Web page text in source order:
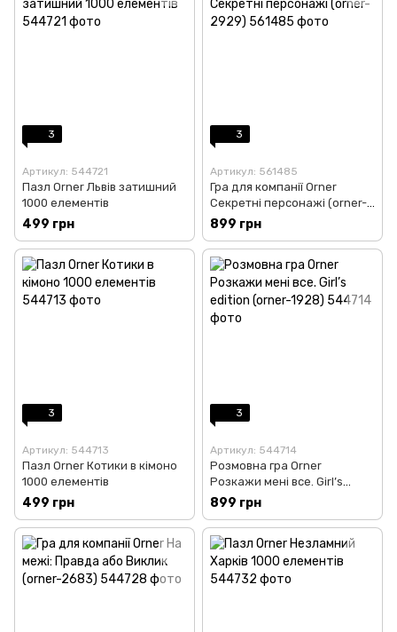
3
Артикул: 544721
Пазл Orner Львів затишний
1000 елементів
499 грн
3
Артикул: 561485
Гра для компанії Orner
Секретні персонажі (orner-
2929)
899 грн
3
Артикул: 544713
Пазл Orner Котики в кімоно
1000 елементів
499 грн
3
Артикул: 544714
Розмовна гра Orner
Розкажи мені все. Girl’s
edition (orner-1928)
899 грн